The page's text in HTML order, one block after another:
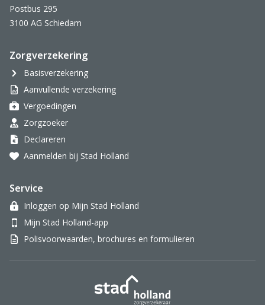
Postbus 295
3100 AG Schiedam
Zorgverzekering
Basisverzekering
Aanvullende verzekering
Vergoedingen
Zorgzoeker
Declareren
Aanmelden bij Stad Holland
Service
Inloggen op Mijn Stad Holland
Mijn Stad Holland-app
Polisvoorwaarden, brochures en formulieren